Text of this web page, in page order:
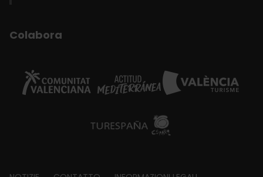
Colabora